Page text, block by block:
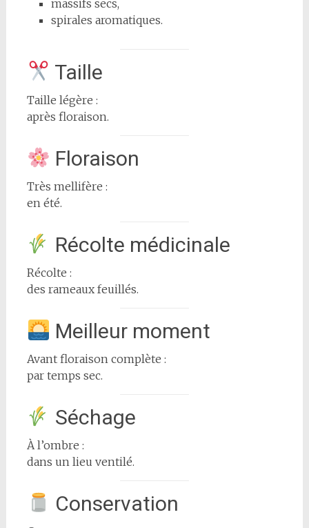
massifs secs,
spirales aromatiques.
Taille
Taille légère :
après floraison.
Floraison
Très mellifère :
en été.
Récolte médicinale
Récolte :
des rameaux feuillés.
Meilleur moment
Avant floraison complète :
par temps sec.
Séchage
À l’ombre :
dans un lieu ventilé.
Conservation